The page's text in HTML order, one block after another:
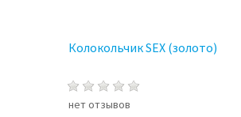
Колокольчик SEX (золото)
нет отзывов